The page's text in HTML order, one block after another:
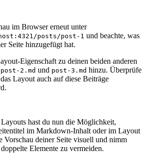
im Browser erneut unter
posts/post-1 und beachte, was
Seite hinzugefügt hat.
Eigenschaft zu deinen beiden anderen
post-2.md und post-3.md hinzu. Überprüfe
Layout auch auf diese Beiträge
hast du nun die Möglichkeit,
im Markdown-Inhalt oder im Layout
Vorschau deiner Seite visuell und nimm
Elemente zu vermeiden.